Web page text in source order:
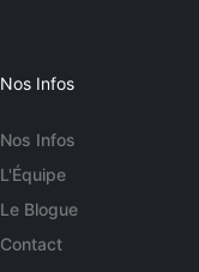
Nos Infos
Nos Infos
L'Équipe
Le Blogue
Contact